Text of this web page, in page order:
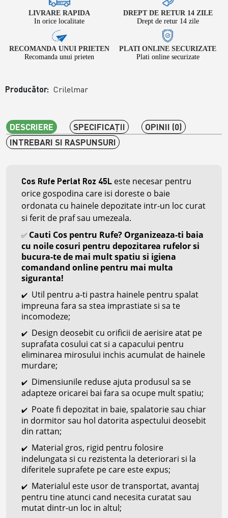
LIVRARE RAPIDA
In orice localitate
DREPT DE RETUR 14 ZILE
Drept de retur 14 zile
RECOMANDA UNUI PRIETEN
Recomanda unui prieten
PLATI ONLINE SECURIZATE
Plati online securizate
Producător: Crilelmar
DESCRIERE SPECIFICAŢII
OPINII (0)
INTREBARI SI RASPUNSURI
Cos Rufe Perlat Roz 45L este necesar pentru
orice gospodina care isi doreste o baie
ordonata cu hainele depozitate intr-un loc curat
si ferit de praf sau umezeala.
✅ Cauti Cos pentru Rufe? Organizeaza-ti baia
cu noile cosuri pentru depozitarea rufelor si
bucura-te de mai mult spatiu si igiena
comandand online pentru mai multa
siguranta!
✔️ Util pentru a-ti pastra hainele pentru spalat
impreuna fara sa stea imprastiate si sa te
incomodeze;
✔️ Design deosebit cu orificii de aerisire atat pe
suprafata cosului cat si a capacului pentru
eliminarea mirosului inchis acumulat de hainele
murdare;
✔️ Dimensiunile reduse ajuta produsul sa se
adapteze oricarei bai fara sa ocupe mult spatiu;
✔️ Poate fi depozitat in baie, spalatorie sau chiar
in dormitor sau hol datorita aspectului deosebit
din rattan;
✔️ Material gros, rigid pentru folosire
indelungata si cu rezistenta la deteriorari si la
diferitele suprafete pe care este expus;
✔️ Materialul este usor de transportat, avantaj
pentru tine atunci cand necesita curatat sau
mutat dintr-un loc in altul;